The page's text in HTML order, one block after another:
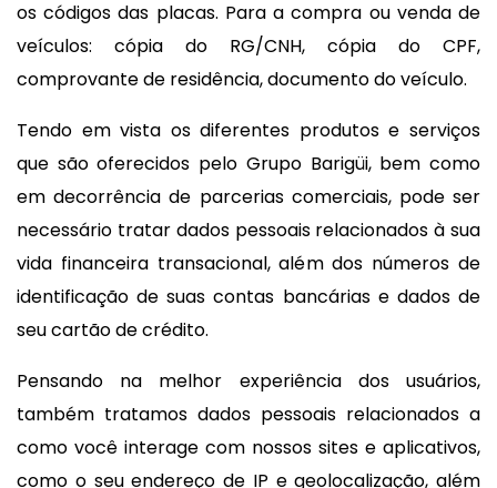
os códigos das placas. Para a compra ou venda de
veículos: cópia do RG/CNH, cópia do CPF,
comprovante de residência, documento do veículo.
Tendo em vista os diferentes produtos e serviços
que são oferecidos pelo Grupo Barigüi, bem como
em decorrência de parcerias comerciais, pode ser
necessário tratar dados pessoais relacionados à sua
vida financeira transacional, além dos números de
identificação de suas contas bancárias e dados de
seu cartão de crédito.
Pensando na melhor experiência dos usuários,
também tratamos dados pessoais relacionados a
como você interage com nossos sites e aplicativos,
como o seu endereço de IP e geolocalização, além